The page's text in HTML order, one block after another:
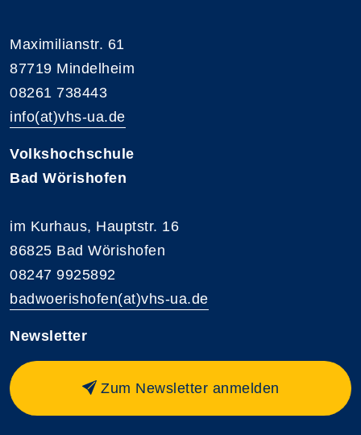
Maximilianstr. 61
87719 Mindelheim
08261 738443
info(at)vhs-ua.de
Volkshochschule
Bad Wörishofen
im Kurhaus, Hauptstr. 16
86825 Bad Wörishofen
08247 9925892
badwoerishofen(at)vhs-ua.de
Newsletter
Zum Newsletter anmelden